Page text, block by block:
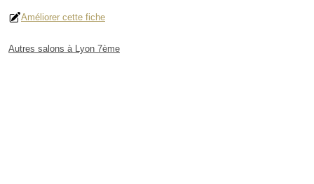
Améliorer cette fiche
Autres salons à Lyon 7ème